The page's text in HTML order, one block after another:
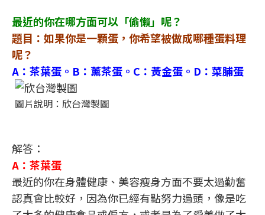
最近的你在哪方面可以「偷懶」呢？
題目：如果你是一顆蛋，你希望被做成哪種蛋料理
呢？
A：茶葉蛋。B：薰茶蛋。C：黃金蛋。D：菜脯蛋
圖片說明：欣台灣製圖
解答：
A：茶葉蛋
最近的你在身體健康、美容瘦身方面不要太過勤奮
認真會比較好，因為你已經有點努力過頭，像是吃